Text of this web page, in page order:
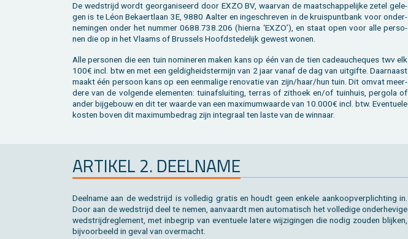
De wed­strijd wordt ge­or­ga­ni­seerd door EXZO BV, waar­van de maat­schap­pe­lij­ke zetel ge­le­
gen is te Léon Be­kaert­laan 3E, 9880 Aal­ter en in­ge­schre­ven in de kruis­punt­bank voor on­der­
ne­min­gen onder het num­mer 0688.738.206 (hier­na ‘EXZO’), en staat open voor alle per­so­
nen die op in het Vlaams of Brus­sels Hoofd­ste­de­lijk ge­west wonen.
Alle per­so­nen die een tuin no­mi­ne­ren maken kans op één van de tien ca­deau­che­ques twv elk
100€ incl. btw en met een gel­dig­heids­ter­mijn van 2 jaar vanaf de dag van uit­gif­te. Daar­naast
maakt één per­soon kans op een een­ma­li­ge re­no­va­tie van zijn/haar/hun tuin. Dit omvat meer­
de­re van de vol­gen­de ele­men­ten: tuin­af­slui­ting, ter­ras of zit­hoek en/of tuin­huis, per­go­la of
ander bij­ge­bouw en dit ter waar­de van een maxi­mum­waar­de van 10.000€ incl. btw. Even­tu­e­le
kos­ten boven dit maxi­mum­be­drag zijn in­te­graal ten laste van de win­naar.
AR­TI­KEL 2. DEEL­NA­ME
Deel­na­me aan de wed­strijd is vol­le­dig gra­tis en houdt geen en­ke­le aan­koop­ver­plich­ting in.
Door aan de wed­strijd deel te nemen, aan­vaardt men au­to­ma­tisch het vol­le­di­ge on­der­he­vi­ge
wed­strijd­re­gle­ment, met in­be­grip van even­tu­e­le la­te­re wij­zi­gin­gen die nodig zou­den blij­ken,
bij­voor­beeld in geval van over­macht.